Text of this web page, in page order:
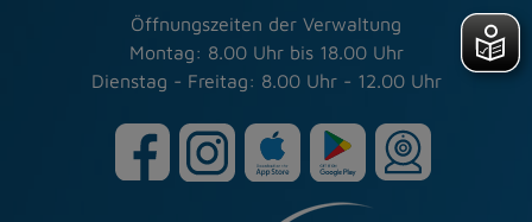
Öffnungszeiten der Verwaltung
Montag: 8.00 Uhr bis 18.00 Uhr
Dienstag - Freitag: 8.00 Uhr - 12.00 Uhr